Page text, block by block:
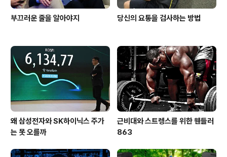
부끄러운 줄을 알아야지 당신의 요통을 검사하는 방법
왜 삼성전자와 SK하이닉스 주가
는 못 오를까
근비대와 스트렝스를 위한 웬들러
863